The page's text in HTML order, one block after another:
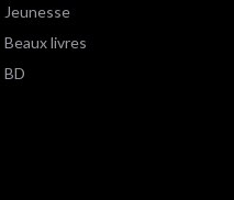
Jeunesse
Beaux livres
BD